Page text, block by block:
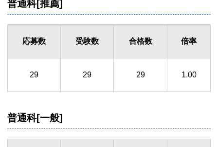
普通科[推薦]
応募数 受験数 合格数 倍率
29 29 29 1.00
普通科[一般]